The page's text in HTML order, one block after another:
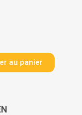
au panier